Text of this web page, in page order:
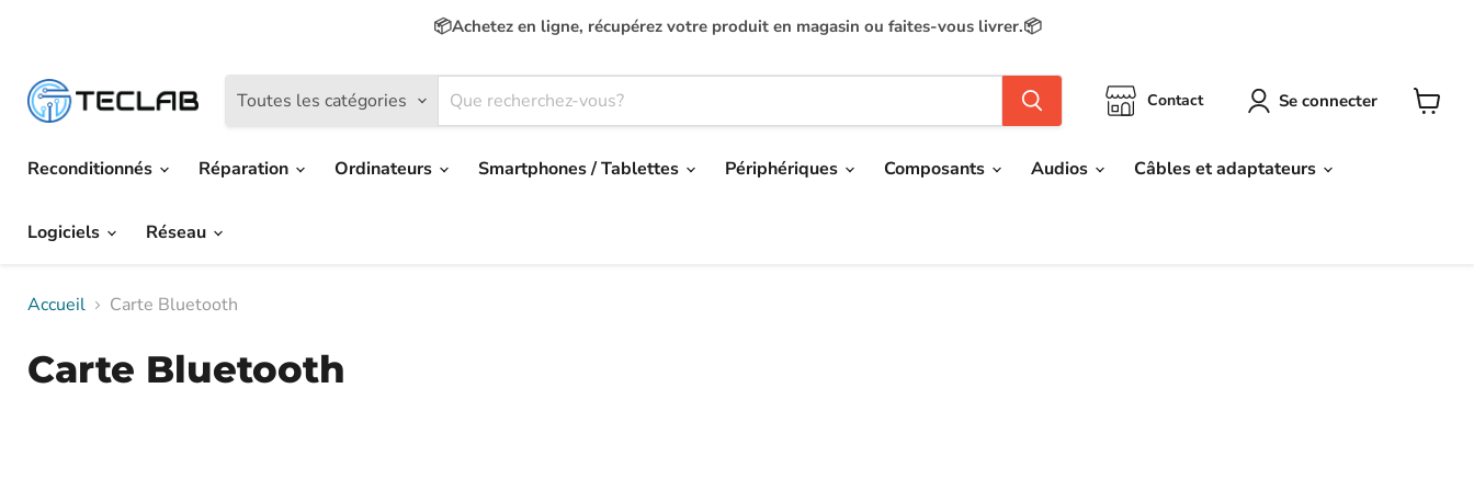
📦Achetez en ligne, récupérez votre produit en magasin ou faites-vous livrer.📦
Toutes les catégories Contact Se connecter
Reconditionnés Réparation Ordinateurs Smartphones / Tablettes Périphériques Composants Audios Câbles et adaptateurs
Logiciels Réseau
Accueil Carte Bluetooth
Carte Bluetooth